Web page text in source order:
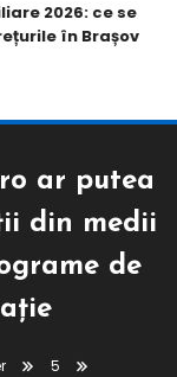
2026: ce se
în Brașov
ar putea
din medii
de
5